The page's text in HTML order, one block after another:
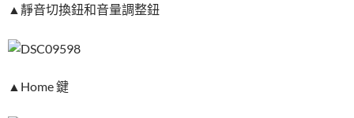
▲靜音切換鈕和音量調整鈕
▲Home 鍵